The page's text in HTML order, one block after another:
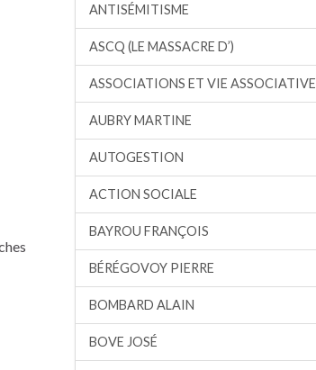
ANTISÉMITISME
ASCQ (LE MASSACRE D’)
ASSOCIATIONS ET VIE ASSOCIATIVE
AUBRY MARTINE
AUTOGESTION
ACTION SOCIALE
BAYROU FRANÇOIS
BÉRÉGOVOY PIERRE
BOMBARD ALAIN
BOVE JOSÉ